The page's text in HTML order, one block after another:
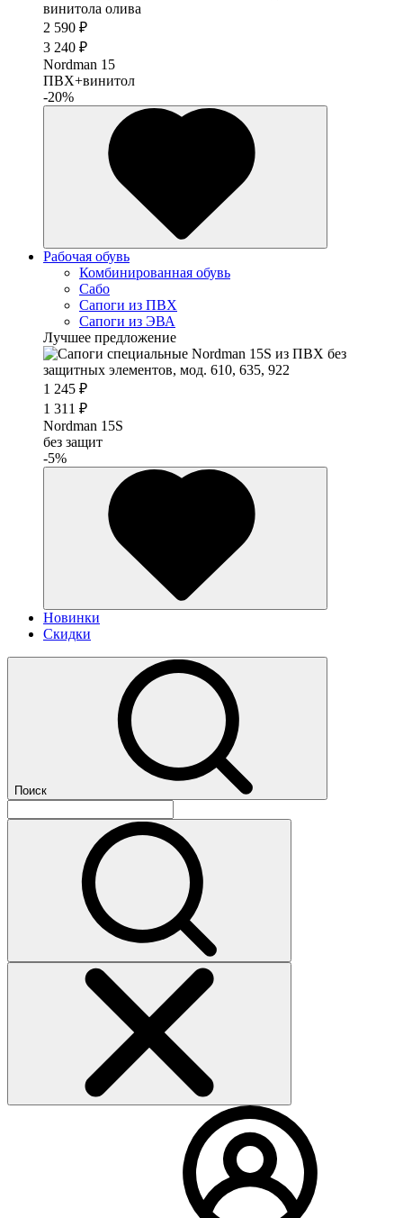
2 590 ₽
3 240 ₽
Nordman 15
ПВХ+винитол
-20%
Рабочая обувь
Комбинированная обувь
Сабо
Сапоги из ПВХ
Сапоги из ЭВА
Лучшее предложение
1 245 ₽
1 311 ₽
Nordman 15S
без защит
-5%
Новинки
Скидки
Поиск